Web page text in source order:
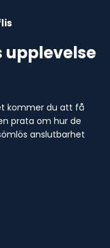
upplevelse
kommer du att få
prata om hur de
anslutbarhet